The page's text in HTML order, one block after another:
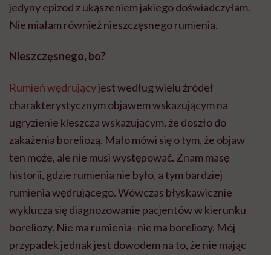
jedyny epizod z ukąszeniem jakiego doświadczyłam.
Nie miałam również nieszczęsnego rumienia.
Nieszczęsnego, bo?
Rumień wędrującyjest według wielu źródeł
charakterystycznym objawem wskazującym na
ugryzienie kleszcza wskazującym, że doszło do
zakażenia boreliozą. Mało mówi się o tym, że objaw
ten może, ale nie musi występować. Znam masę
historii, gdzie rumienia nie było, a tym bardziej
rumienia wędrującego. Wówczas błyskawicznie
wyklucza się diagnozowanie pacjentów w kierunku
boreliozy. Nie ma rumienia- nie ma boreliozy. Mój
przypadek jednak jest dowodem na to, że nie mając